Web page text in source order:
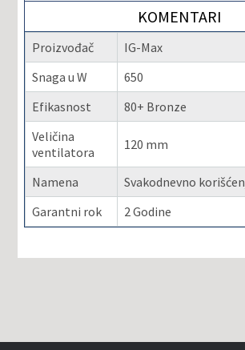
KOMENTARI
Proizvođač
IG-Max
Snaga u W
650
Efikasnost
80+ Bronze
Veličina
ventilatora
120 mm
Namena
Svakodnevno
Garantni rok
2 Godine